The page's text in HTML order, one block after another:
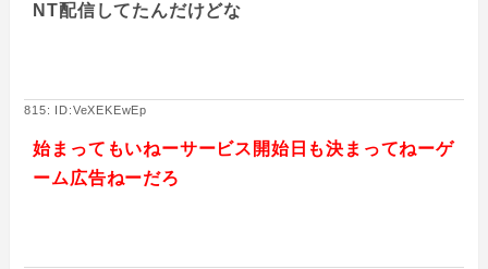
NT配信してたんだけどな
815: ID:VeXEKEwEp
始まってもいねーサービス開始日も決まってねーゲ
ーム広告ねーだろ